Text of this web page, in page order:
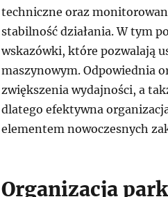
techniczne oraz
stabilność działania. W tym
wskazówki, które pozwalają
maszynowym. Odpowiednia
zwiększenia wydajności, a
dlatego efektywna
elementem nowoczesnych
Organizacja